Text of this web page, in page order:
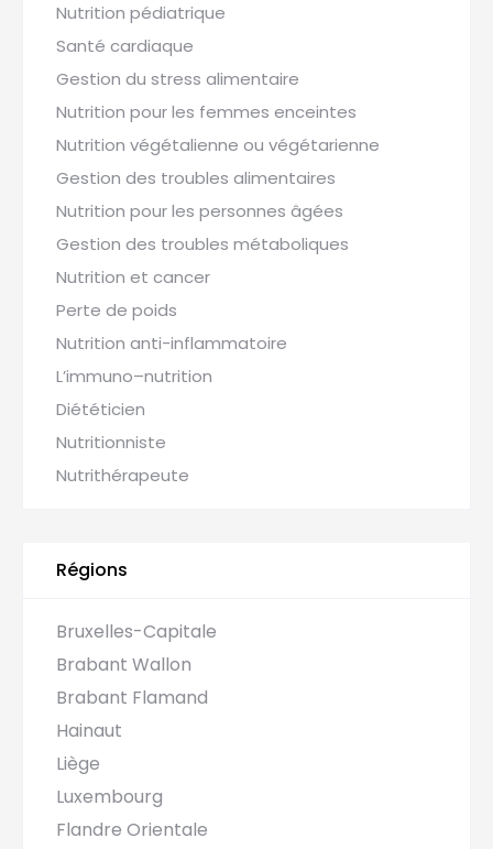
Nutrition pédiatrique
Santé cardiaque
Gestion du stress alimentaire
Nutrition pour les femmes enceintes
Nutrition végétalienne ou végétarienne
Gestion des troubles alimentaires
Nutrition pour les personnes âgées
Gestion des troubles métaboliques
Nutrition et cancer
Perte de poids
Nutrition anti-inflammatoire
L’immuno–nutrition
Diététicien
Nutritionniste
Nutrithérapeute
Régions
Bruxelles-Capitale
Brabant Wallon
Brabant Flamand
Hainaut
Liège
Luxembourg
Flandre Orientale